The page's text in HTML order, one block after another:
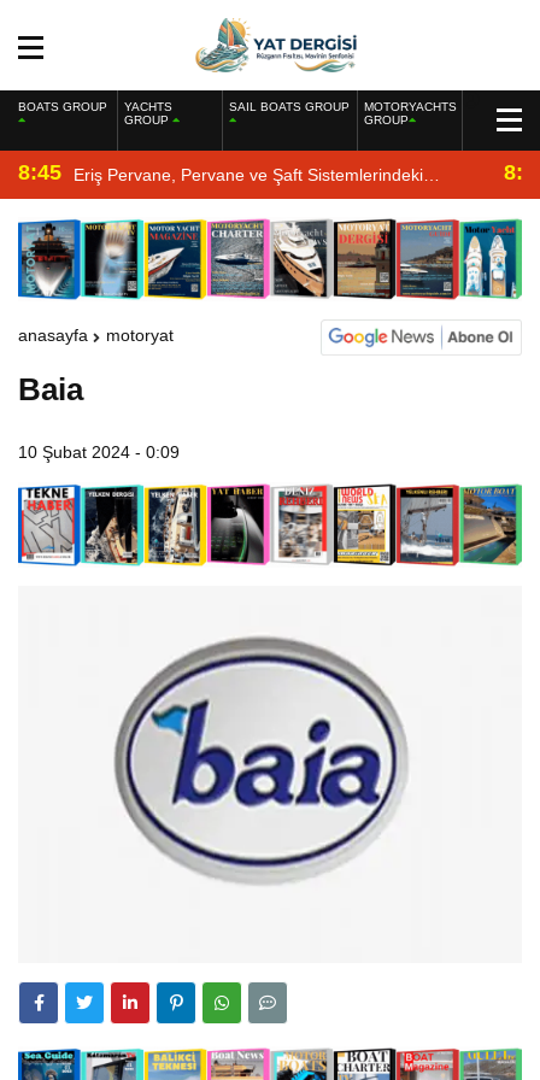
BOATS GROUP
YACHTS
GROUP
SAIL BOATS GROUP
MOTORYACHTS
GROUP
8:45 Eriş Pervane, Pervane ve Şaft Sistemlerindeki
Uzmanlığıyla Yat Dergisi’nde
anasayfa motoryat
Baia
10 Şubat 2024 - 0:09